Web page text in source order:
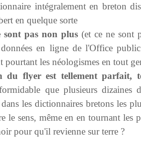
intégralement en breton
en quelque sorte
sont pas non plus (et ce ne sont
en ligne de l'Office
pourtant les néologismes en tout
du flyer est tellement parfait,
que plusieurs
les dictionnaires bretons les
le sens, même en en tournant les
pour qu'il revienne sur terre ?